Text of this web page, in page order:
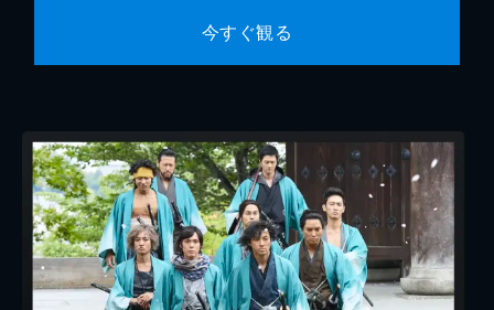
今すぐ観る